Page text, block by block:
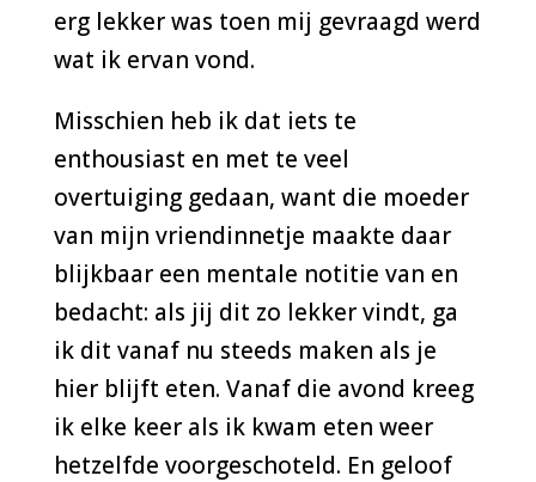
erg lekker was toen mij gevraagd werd
wat ik ervan vond.
Misschien heb ik dat iets te
enthousiast en met te veel
overtuiging gedaan, want die moeder
van mijn vriendinnetje maakte daar
blijkbaar een mentale notitie van en
bedacht: als jij dit zo lekker vindt, ga
ik dit vanaf nu steeds maken als je
hier blijft eten. Vanaf die avond kreeg
ik elke keer als ik kwam eten weer
hetzelfde voorgeschoteld. En geloof